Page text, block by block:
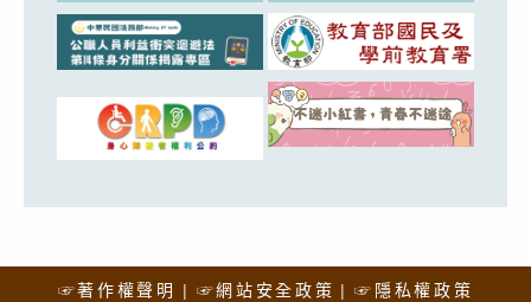
☞著作權聲明 ☞網站安全政策 ☞隱私權政策